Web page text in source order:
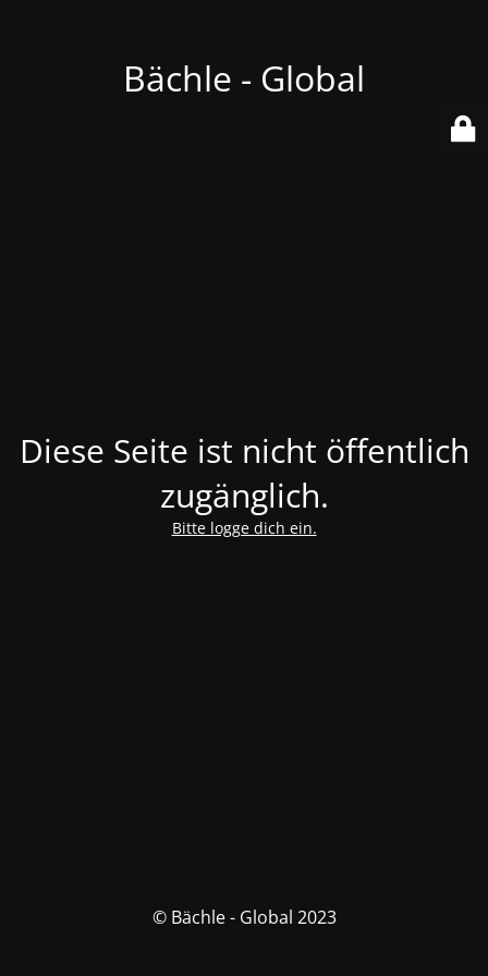
Bächle - Global
Diese Seite ist nicht öffentlich
zugänglich.
Bitte logge dich ein.
© Bächle - Global 2023